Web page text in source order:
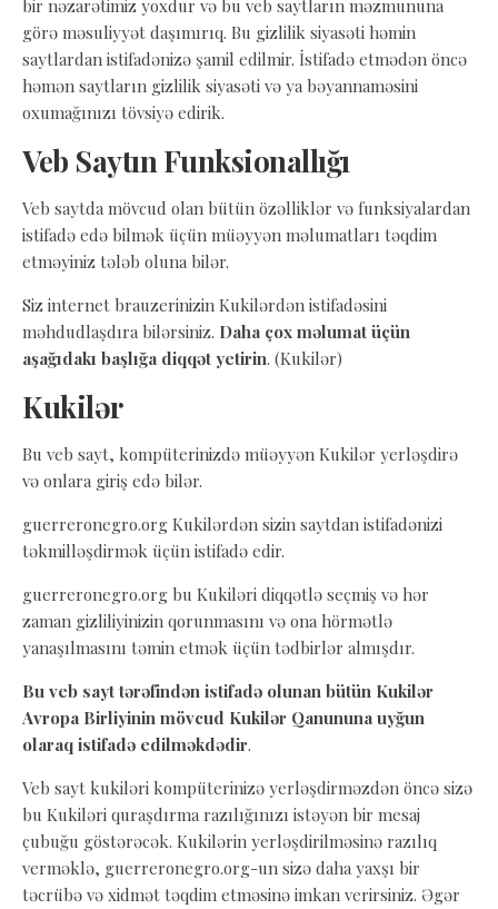
bir nəzarətimiz yoxdur və bu veb saytların məzmununa
görə məsuliyyət daşımırıq. Bu gizlilik siyasəti həmin
saytlardan istifadənizə şamil edilmir. İstifadə etmədən öncə
həmən saytların gizlilik siyasəti və ya bəyannaməsini
oxumağınızı tövsiyə edirik.
Veb Saytın Funksionallığı
Veb saytda mövcud olan bütün özəlliklər və funksiyalardan
istifadə edə bilmək üçün müəyyən məlumatları təqdim
etməyiniz tələb oluna bilər.
Siz internet brauzerinizin Kukilərdən istifadəsini
məhdudlaşdıra bilərsiniz. Daha çox məlumat üçün
aşağıdakı başlığa diqqət yetirin. (Kukilər)
Kukilər
Bu veb sayt, kompüterinizdə müəyyən Kukilər yerləşdirə
və onlara giriş edə bilər.
guerreronegro.org Kukilərdən sizin saytdan istifadənizi
təkmilləşdirmək üçün istifadə edir.
guerreronegro.org bu Kukiləri diqqətlə seçmiş və hər
zaman gizliliyinizin qorunmasını və ona hörmətlə
yanaşılmasını təmin etmək üçün tədbirlər almışdır.
Bu veb sayt tərəfindən istifadə olunan bütün Kukilər
Avropa Birliyinin mövcud Kukilər Qanununa uyğun
olaraq istifadə edilməkdədir.
Veb sayt kukiləri kompüterinizə yerləşdirməzdən öncə sizə
bu Kukiləri quraşdırma razılığınızı istəyən bir mesaj
çubuğu göstərəcək. Kukilərin yerləşdirilməsinə razılıq
verməklə, guerreronegro.org-un sizə daha yaxşı bir
təcrübə və xidmət təqdim etməsinə imkan verirsiniz. Əgər